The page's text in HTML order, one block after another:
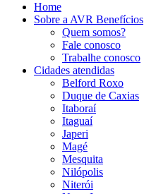
Home
Sobre a AVR Benefícios
Quem somos?
Fale conosco
Trabalhe conosco
Cidades atendidas
Belford Roxo
Duque de Caxias
Itaboraí
Itaguaí
Japeri
Magé
Mesquita
Nilópolis
Niterói